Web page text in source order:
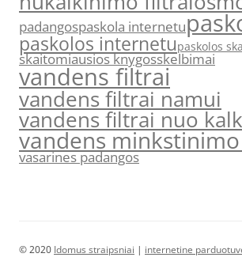
padangospaskola internetu
paskolos internetupaskolos
skaitomiausios knygosskelbimai
vandens filtrai
vandens filtrai namui
vandens filtrai nuo
vandens
vasarines padangos
© 2020 Idomus straipsniai | internetine